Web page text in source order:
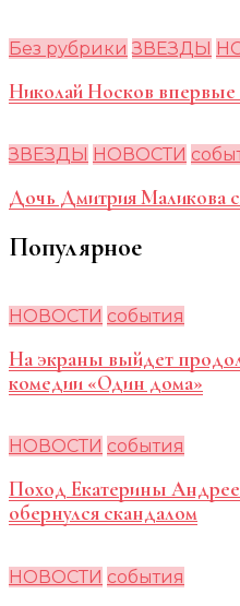
Без рубрики ЗВЕЗДЫ
Николай Носков впервые
ЗВЕЗДЫ НОВОСТИ
Дочь Дмитрия Маликова
Популярное
НОВОСТИ события
На экраны выйдет
комедии «Один дома»
НОВОСТИ события
Поход Екатерины
обернулся скандалом
НОВОСТИ события